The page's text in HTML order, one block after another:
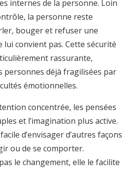
internes de la personne. Loin
la personne reste
bouger et refuser une
lui convient pas. Cette sécurité
rassurante,
personnes déjà fragilisées par
émotionnelles.
concentrée, les pensées
et l’imagination plus active.
d’envisager d’autres façons
ou de se comporter.
le changement, elle le facilite